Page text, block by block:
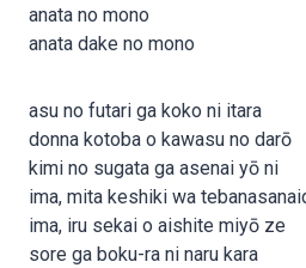
anata no mono
anata dake no mono
asu no futari ga koko ni itara
donna kotoba o kawasu no darō
kimi no sugata ga asenai yō ni
ima, mita keshiki wa
ima, iru sekai o aishite miyō ze
sore ga boku-ra ni naru kara